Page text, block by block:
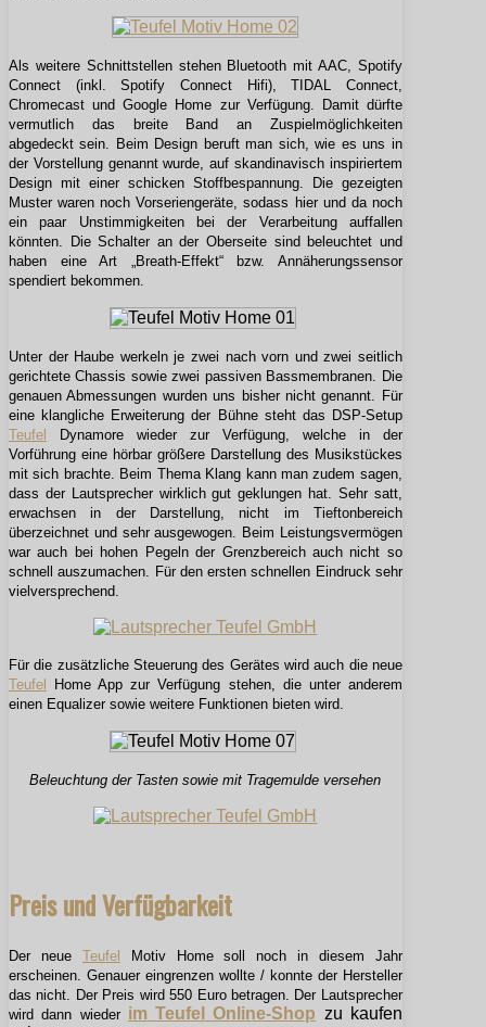
Als weitere Schnittstellen stehen Bluetooth mit AAC, Spotify
Connect (inkl. Spotify Connect Hifi), TIDAL Connect,
Chromecast und Google Home zur Verfügung. Damit dürfte
vermutlich das breite Band an Zuspielmöglichkeiten
abgedeckt sein. Beim Design beruft man sich, wie es uns in
der Vorstellung genannt wurde, auf skandinavisch inspiriertem
Design mit einer schicken Stoffbespannung. Die gezeigten
Muster waren noch Vorseriengeräte, sodass hier und da noch
ein paar Unstimmigkeiten bei der Verarbeitung auffallen
könnten. Die Schalter an der Oberseite sind beleuchtet und
haben eine Art „Breath-Effekt“ bzw. Annäherungssensor
spendiert bekommen.
Unter der Haube werkeln je zwei nach vorn und zwei seitlich
gerichtete Chassis sowie zwei passiven Bassmembranen. Die
genauen Abmessungen wurden uns bisher nicht genannt. Für
eine klangliche Erweiterung der Bühne steht das DSP-Setup
Teufel
Dynamore wieder zur Verfügung, welche in der
Vorführung eine hörbar größere Darstellung des Musikstückes
mit sich brachte. Beim Thema Klang kann man zudem sagen,
dass der Lautsprecher wirklich gut geklungen hat. Sehr satt,
erwachsen in der Darstellung, nicht im Tieftonbereich
überzeichnet und sehr ausgewogen. Beim Leistungsvermögen
war auch bei hohen Pegeln der Grenzbereich auch nicht so
schnell auszumachen. Für den ersten schnellen Eindruck sehr
vielversprechend.
Für die zusätzliche Steuerung des Gerätes wird auch die neue
Teufel
Home App zur Verfügung stehen, die unter anderem
einen Equalizer sowie weitere Funktionen bieten wird.
Beleuchtung der Tasten sowie mit Tragemulde versehen
Preis und Verfügbarkeit
Der neue Teufel
Motiv Home soll noch in diesem Jahr
erscheinen. Genauer eingrenzen wollte / konnte der Hersteller
das nicht. Der Preis wird 550 Euro betragen. Der Lautsprecher
wird dann wieder im Teufel Online-Shop zu kaufen